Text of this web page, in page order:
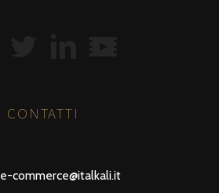
CONTATTI
e-commerce@italkali.it